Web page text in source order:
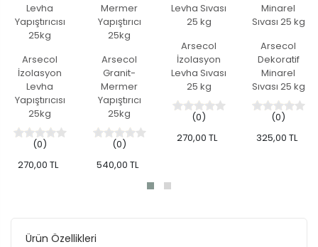
Arsecol
İzolasyon
Levha
Yapıştırıcısı
25kg
(0)
270,00 TL
Arsecol
Granit-
Mermer
Yapıştırıcı
25kg
(0)
540,00 TL
Arsecol
İzolasyon
Levha Sıvası
25 kg
(0)
270,00 TL
Arsecol
Dekoratif
Minarel
Sıvası 25 kg
(0)
325,00 TL
Ürün Özellikleri